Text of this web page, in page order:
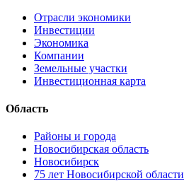
Отрасли экономики
Инвестиции
Экономика
Компании
Земельные участки
Инвестиционная карта
Область
Районы и города
Новосибирская область
Новосибирск
75 лет Новосибирской области